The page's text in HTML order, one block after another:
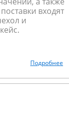
входят
и
Подробнее